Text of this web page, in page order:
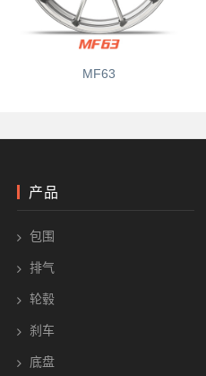
MF63
产品
包围
排气
轮毂
刹车
底盘